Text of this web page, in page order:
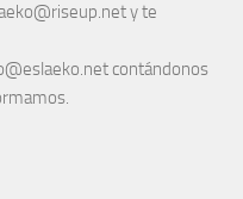
y te
contándonos